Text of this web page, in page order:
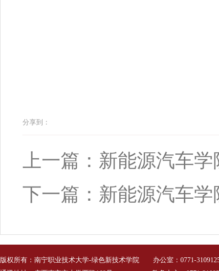
分享到：
上一篇：新能源汽车
下一篇：新能源汽车
版权所有：南宁职业技术大学-绿色新技术学院 办公室：0771-